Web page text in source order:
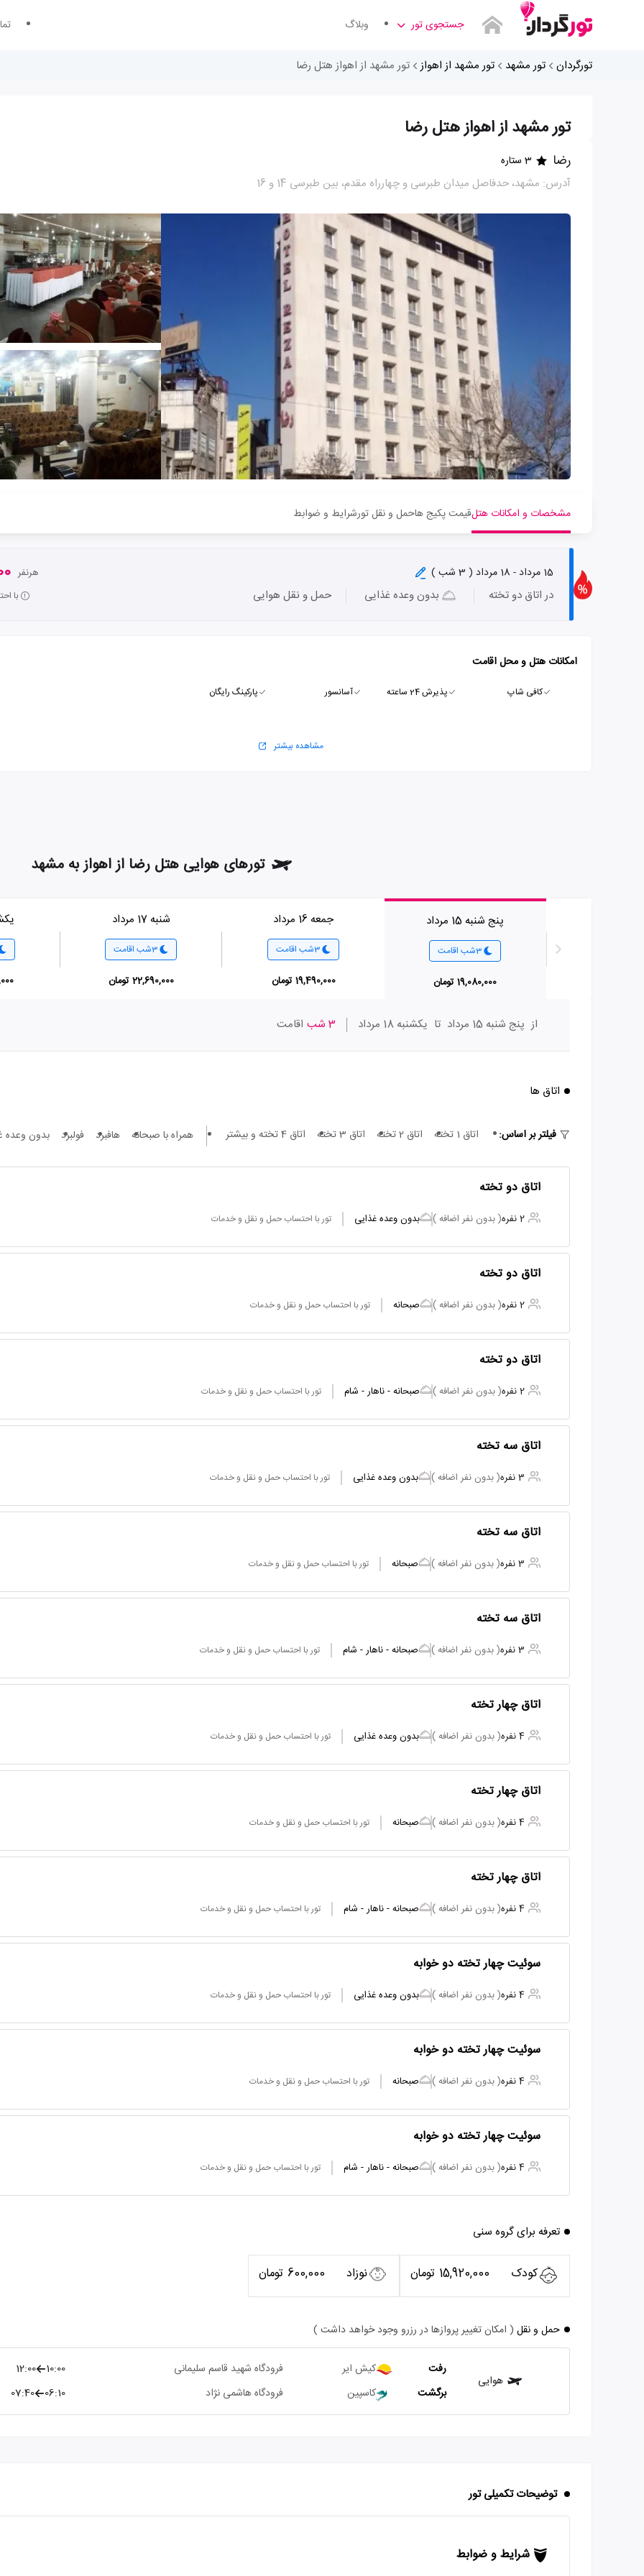
جستجوی تور وبلاگ
تورگردان تور مشهد تور مشهد از اهواز تور مشهد از اهواز هتل رضا
تور مشهد از اهواز هتل رضا
رضا 3 ستاره
آدرس: مشهد، حدفاصل میدان طبرسی و چهارراه مقدم، بین طبرسی 14 و 16
مشخصات و امکانات هتلقیمت پکیج هاحمل و نقل تورشرایط و ضوابط
15 مرداد - 18 مرداد ( 3 شب )
در اتاق دو تخته بدون وعده غذایی حمل و نقل هوایی
هرنفر
با
امکانات هتل و محل اقامت
کافی شاپ پذیرش 24 ساعته آسانسور پارکینگ رایگان
مشاهده بیشتر
تورهای هوایی هتل رضا از اهواز به مشهد
پنج شنبه 15 مرداد
3شب اقامت
19,080,000 تومان
جمعه 16 مرداد
3شب اقامت
19,490,000 تومان
شنبه 17 مرداد
3شب اقامت
22,690,000 تومان
از پنج شنبه 15 مرداد تا یکشنبه 18 مرداد 3 شب اقامت
اتاق ها
فیلتر بر اساس: اتاق 1 تخته اتاق 2 تخته اتاق 3 تخته اتاق 4 تخته و بیشتر همراه با صبحانه هافبرد فولبرد بدون وعده
اتاق دو تخته
2 نفره ( بدون نفر اضافه ) بدون وعده غذایی تور با احتساب حمل و نقل و خدمات
اتاق دو تخته
2 نفره ( بدون نفر اضافه ) صبحانه تور با احتساب حمل و نقل و خدمات
اتاق دو تخته
2 نفره ( بدون نفر اضافه ) صبحانه - ناهار - شام تور با احتساب حمل و نقل و خدمات
اتاق سه تخته
3 نفره ( بدون نفر اضافه ) بدون وعده غذایی تور با احتساب حمل و نقل و خدمات
اتاق سه تخته
3 نفره ( بدون نفر اضافه ) صبحانه تور با احتساب حمل و نقل و خدمات
اتاق سه تخته
3 نفره ( بدون نفر اضافه ) صبحانه - ناهار - شام تور با احتساب حمل و نقل و خدمات
اتاق چهار تخته
4 نفره ( بدون نفر اضافه ) بدون وعده غذایی تور با احتساب حمل و نقل و خدمات
اتاق چهار تخته
4 نفره ( بدون نفر اضافه ) صبحانه تور با احتساب حمل و نقل و خدمات
اتاق چهار تخته
4 نفره ( بدون نفر اضافه ) صبحانه - ناهار - شام تور با احتساب حمل و نقل و خدمات
سوئیت چهار تخته دو خوابه
4 نفره ( بدون نفر اضافه ) بدون وعده غذایی تور با احتساب حمل و نقل و خدمات
سوئیت چهار تخته دو خوابه
4 نفره ( بدون نفر اضافه ) صبحانه تور با احتساب حمل و نقل و خدمات
سوئیت چهار تخته دو خوابه
4 نفره ( بدون نفر اضافه ) صبحانه - ناهار - شام تور با احتساب حمل و نقل و خدمات
تعرفه برای گروه سنی
کودک 15,920,000 تومان نوزاد 600,000 تومان
حمل و نقل ( امکان تغییر پروازها در رزرو وجود خواهد داشت )
هوایی
رفت کیش ایر فرودگاه شهید قاسم سلیمانی 10:00
12:00
برگشت کاسپین فرودگاه هاشمی نژاد 06:10
07:40
توضیحات تکمیلی تور
شرایط و ضوابط